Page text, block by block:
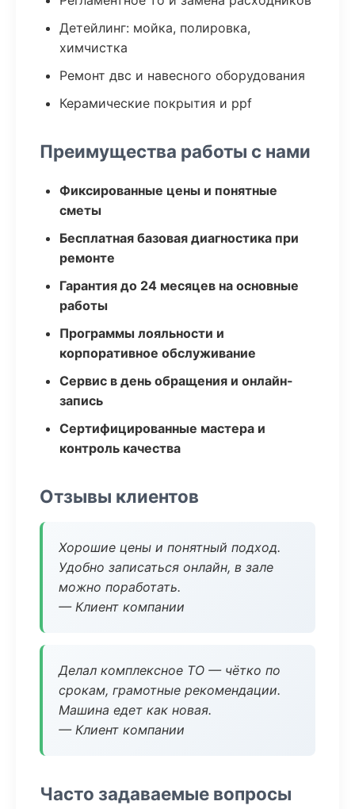
Детейлинг: мойка, полировка,
химчистка
Ремонт двс и навесного оборудования
Керамические покрытия и ppf
Преимущества работы с нами
Фиксированные цены и понятные
сметы
Бесплатная базовая диагностика при
ремонте
Гарантия до 24 месяцев на основные
работы
Программы лояльности и
корпоративное обслуживание
Сервис в день обращения и онлайн-
запись
Сертифицированные мастера и
контроль качества
Отзывы клиентов
Хорошие цены и понятный подход.
Удобно записаться онлайн, в зале
можно поработать.
— Клиент компании
Делал комплексное ТО — чётко по
срокам, грамотные рекомендации.
Машина едет как новая.
— Клиент компании
Часто задаваемые вопросы